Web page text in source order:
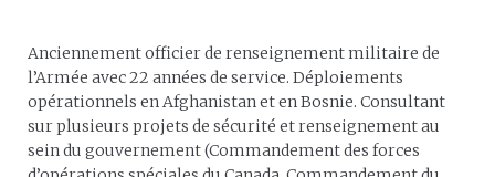
Anciennement officier de renseignement militaire de
l’Armée avec 22 années de service. Déploiements
opérationnels en Afghanistan et en Bosnie. Consultant
sur plusieurs projets de sécurité et renseignement au
sein du gouvernement (Commandement des forces